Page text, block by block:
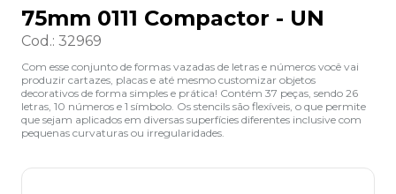
75mm 0111 Compactor - UN
Cod.: 32969
Com esse conjunto de formas vazadas de letras e números você vai
produzir cartazes, placas e até mesmo customizar objetos
decorativos de forma simples e prática! Contém 37 peças, sendo 26
letras, 10 números e 1 símbolo. Os stencils são flexíveis, o que permite
que sejam aplicados em diversas superfícies diferentes inclusive com
pequenas curvaturas ou irregularidades.